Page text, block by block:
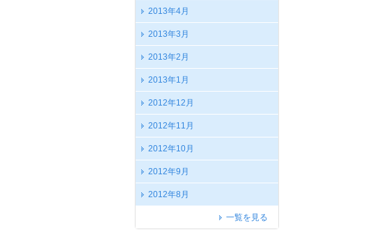
2013年4月
2013年3月
2013年2月
2013年1月
2012年12月
2012年11月
2012年10月
2012年9月
2012年8月
一覧を見る